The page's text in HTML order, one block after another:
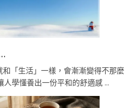
和「生活」一樣，會漸漸變得不那麼
學懂養出一份平和的舒適感 ...